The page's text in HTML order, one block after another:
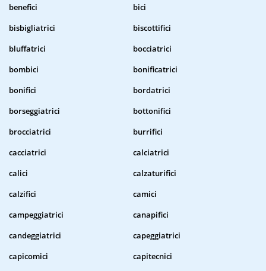
benefici
bici
bisbigliatrici
biscottifici
bluffatrici
bocciatrici
bombici
bonificatrici
bonifici
bordatrici
borseggiatrici
bottonifici
brocciatrici
burrifici
cacciatrici
calciatrici
calici
calzaturifici
calzifici
camici
campeggiatrici
canapifici
candeggiatrici
capeggiatrici
capicomici
capitecnici